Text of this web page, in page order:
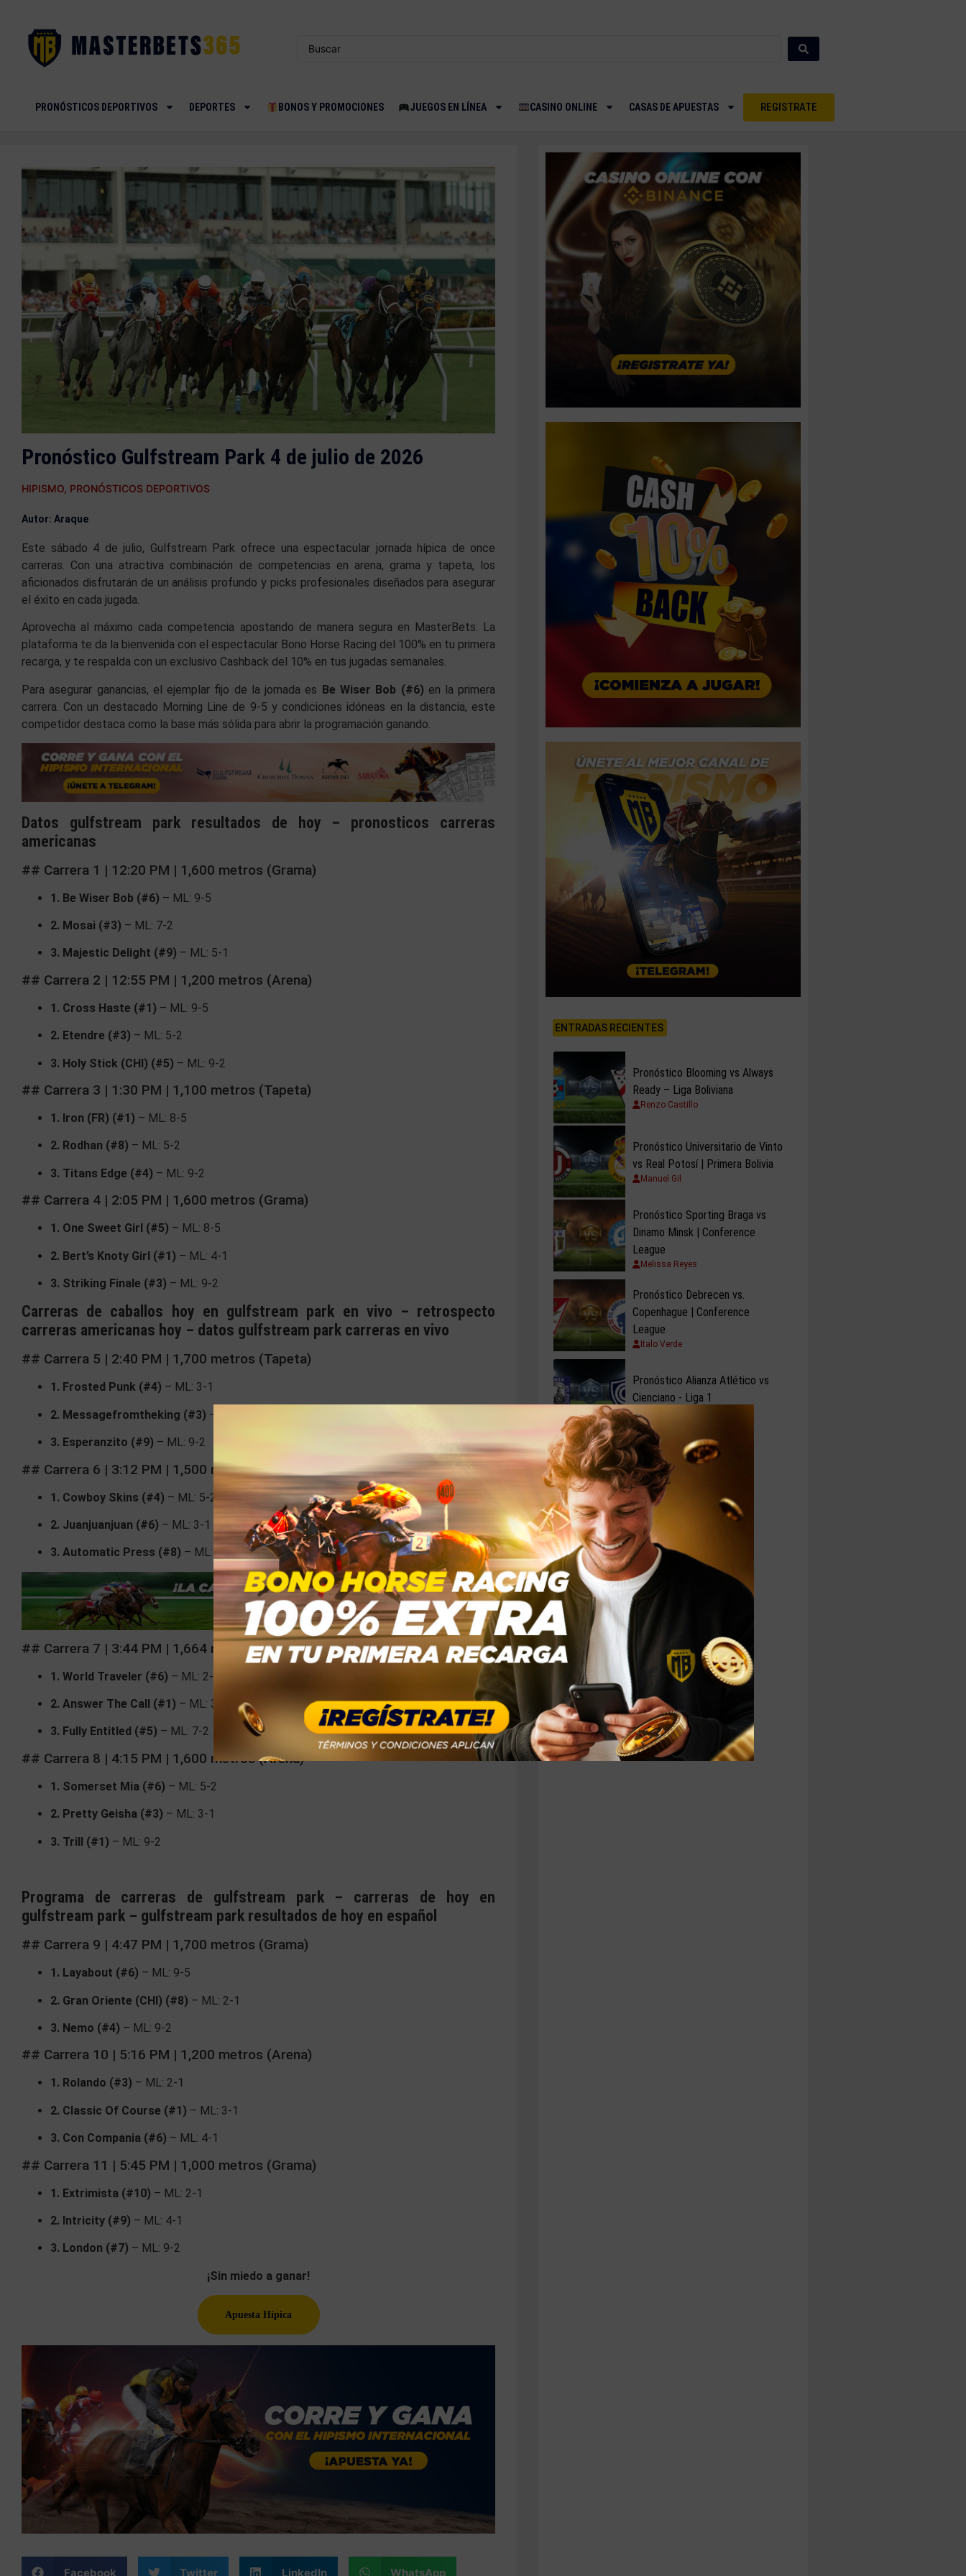
PRONÓSTICOS DEPORTIVOS DEPORTES BONOS Y PROMOCIONES JUEGOS EN LÍNEA CASINO ONLINE CASAS DE APUESTAS REGISTRATE
Pronóstico Gulfstream Park 4 de julio de 2026
HIPISMO, PRONÓSTICOS DEPORTIVOS
Autor: Araque
Este sábado 4 de julio, Gulfstream Park ofrece una espectacular jornada hípica de once
carreras. Con una atractiva combinación de competencias en arena, grama y tapeta, los
aficionados disfrutarán de un análisis profundo y picks profesionales diseñados para asegurar
el éxito en cada jugada.
Aprovecha al máximo cada competencia apostando de manera segura en MasterBets. La
plataforma te da la bienvenida con el espectacular Bono Horse Racing del 100% en tu primera
recarga, y te respalda con un exclusivo Cashback del 10% en tus jugadas semanales.
Para asegurar ganancias, el ejemplar fijo de la jornada es Be Wiser Bob (#6) en la primera
carrera. Con un destacado Morning Line de 9-5 y condiciones idóneas en la distancia, este
competidor destaca como la base más sólida para abrir la programación ganando
Datos gulfstream park resultados de hoy – pronosticos carreras
americanas
## Carrera 1 | 12:20 PM | 1,600 metros (Grama)
1. Be Wiser Bob (#6) – ML: 9-5
2. Mosai (#3) – ML: 7-2
3. Majestic Delight (#9) – ML: 5-1
## Carrera 2 | 12:55 PM | 1,200 metros (Arena)
1. Cross Haste (#1) – ML: 9-5
2. Etendre (#3) – ML: 5-2
3. Holy Stick (CHI) (#5) – ML: 9-2
## Carrera 3 | 1:30 PM | 1,100 metros (Tapeta)
1. Iron (FR) (#1) – ML: 8-5
2. Rodhan (#8) – ML: 5-2
3. Titans Edge (#4) – ML: 9-2
## Carrera 4 | 2:05 PM | 1,600 metros (Grama)
1. One Sweet Girl (#5) – ML: 8-5
2. Bert’s Knoty Girl (#1) – ML: 4-1
3. Striking Finale (#3) – ML: 9-2
Carreras de caballos hoy en gulfstream park en vivo – retrospecto
carreras americanas hoy – datos gulfstream park carreras en vivo
## Carrera 5 | 2:40 PM | 1,700 metros (Tapeta)
1. Frosted Punk (#4) – ML: 3-1
2. Messagefromtheking (#3) – ML: 4-1
3. Esperanzito (#9) – ML: 9-2
## Carrera 6 | 3:12 PM | 1,500 metros (Grama)
1. Cowboy Skins (#4) – ML: 5-2
2. Juanjuanjuan (#6) – ML: 3-1
3. Automatic Press (#8) – ML: 4-1
## Carrera 7 | 3:44 PM | 1,664 metros (Tapeta)
1. World Traveler (#6) – ML: 2-1
2. Answer The Call (#1) – ML: 3-1
3. Fully Entitled (#5) – ML: 7-2
## Carrera 8 | 4:15 PM | 1,600 metros (Arena)
1. Somerset Mia (#6) – ML: 5-2
2. Pretty Geisha (#3) – ML: 3-1
3. Trill (#1) – ML: 9-2
Programa de carreras de gulfstream park – carreras de hoy en
gulfstream park – gulfstream park resultados de hoy en español
## Carrera 9 | 4:47 PM | 1,700 metros (Grama)
1. Layabout (#6) – ML: 9-5
2. Gran Oriente (CHI) (#8) – ML: 2-1
3. Nemo (#4) – ML: 9-2
## Carrera 10 | 5:16 PM | 1,200 metros (Arena)
1. Rolando (#3) – ML: 2-1
2. Classic Of Course (#1) – ML: 3-1
3. Con Compania (#6) – ML: 4-1
## Carrera 11 | 5:45 PM | 1,000 metros (Grama)
1. Extrimista (#10) – ML: 2-1
2. Intricity (#9) – ML: 4-1
3. London (#7) – ML: 9-2
¡Sin miedo a ganar!
Apuesta Hípica
Facebook Twitter LinkedIn WhatsApp
ENTRADAS RECIENTES
Pronóstico Blooming vs Always
Ready – Liga Boliviana
Renzo Castillo
Pronóstico Universitario de Vinto
vs Real Potosí | Primera Bolivia
Manuel Gil
Pronóstico Sporting Braga vs
Dinamo Minsk | Conference
League
Melissa Reyes
Pronóstico Debrecen vs.
Copenhague | Conference
League
Italo Verde
Pronóstico Alianza Atlético vs
Cienciano - Liga 1
Guillermo Maza Ancajima